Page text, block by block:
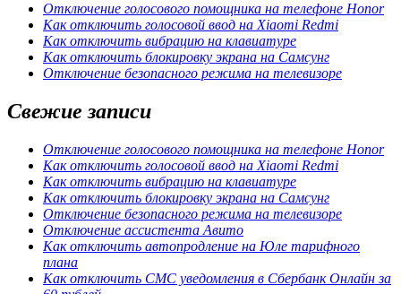
Отключение голосового помощника на телефоне Honor
Как отключить голосовой ввод на Xiaomi Redmi
Как отключить вибрацию на клавиатуре
Как отключить блокировку экрана на Самсунг
Отключение безопасного режима на телевизоре
Свежие записи
Отключение голосового помощника на телефоне Honor
Как отключить голосовой ввод на Xiaomi Redmi
Как отключить вибрацию на клавиатуре
Как отключить блокировку экрана на Самсунг
Отключение безопасного режима на телевизоре
Отключение ассистента Авито
Как отключить автопродление на Юле тарифного
плана
Как отключить СМС уведомления в Сбербанк Онлайн за